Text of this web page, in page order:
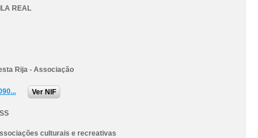
REAL
Rija - Associação
Ver NIF
culturais e recreativas